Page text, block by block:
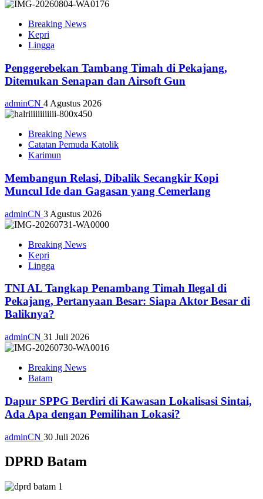
Breaking News
Kepri
Lingga
Penggerebekan Tambang Timah di Pekajang,
Ditemukan Senapan dan Airsoft Gun
adminCN 4 Agustus 2026
Breaking News
Catatan Pemuda Katolik
Karimun
Membangun Relasi, Dibalik Secangkir Kopi
Muncul Ide dan Gagasan yang Cemerlang
adminCN 3 Agustus 2026
Breaking News
Kepri
Lingga
TNI AL Tangkap Penambang Timah Ilegal di
Pekajang, Pertanyaan Besar: Siapa Aktor Besar di
Baliknya?
adminCN 31 Juli 2026
Breaking News
Batam
Dapur SPPG Berdiri di Kawasan Lokalisasi Sintai,
Ada Apa dengan Pemilihan Lokasi?
adminCN 30 Juli 2026
DPRD Batam